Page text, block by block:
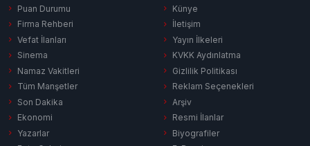
Puan Durumu
Firma Rehberi
Vefat İlanları
Sinema
Namaz Vakitleri
Tüm Manşetler
Son Dakika
Ekonomi
Yazarlar
Künye
İletişim
Yayın İlkeleri
KVKK Aydınlatma
Gizlilik Politikası
Reklam Seçenekleri
Arşiv
Resmi İlanlar
Biyografiler